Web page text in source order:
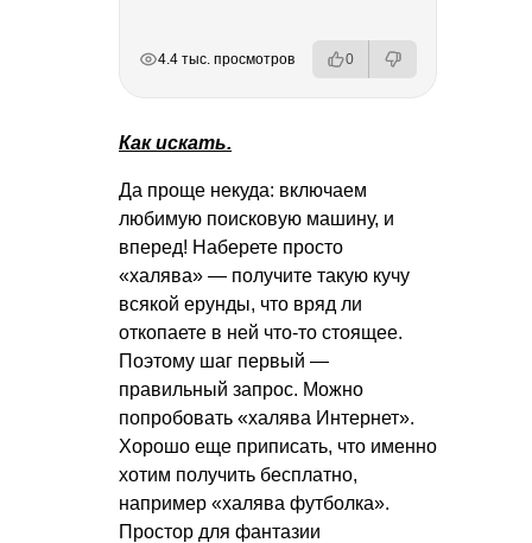
4.4 тыс. просмотров 0
Как искать.
Да проще некуда: включаем
любимую поисковую машину, и
вперед! Наберете просто
«халява» — получите такую кучу
всякой ерунды, что вряд ли
откопаете в ней что-то стоящее.
Поэтому шаг первый —
правильный запрос. Можно
попробовать «халява Интернет».
Хорошо еще приписать, что именно
хотим получить бесплатно,
например «халява футболка».
Простор для фантазии